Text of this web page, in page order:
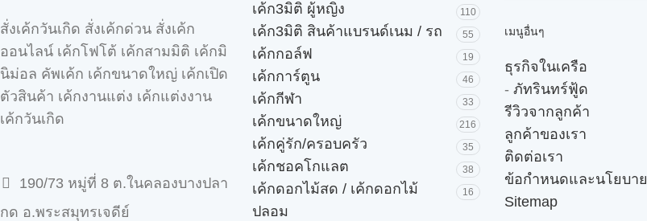
สั่งเค้กวันเกิด สั่งเค้กด่วน สั่งเค้ก
ออนไลน์ เค้กโฟโต้ เค้กสามมิติ เค้กมิ
นิม่อล คัพเค้ก เค้กขนาดใหญ่ เค้กเปิด
ตัวสินค้า เค้กงานแต่ง เค้กแต่งงาน
เค้กวันเกิด
190/73 หมู่ที่ 8 ต.ในคลองบางปลา
กด อ.พระสมุทรเจดีย์
เค้ก3มิติ ผู้หญิง 110
เค้ก3มิติ สินค้าแบรนด์เนม / รถ 55
เค้กกอล์ฟ 19
เค้กการ์ตูน 46
เค้กกีฬา 33
เค้กขนาดใหญ่ 216
เค้กคู่รัก/ครอบครัว 35
เค้กชอคโกแลต 38
เค้กดอกไม้สด / เค้กดอกไม้
ปลอม
16
เมนูอื่นๆ
ธุรกิจในเครือ
- ภัทรินทร์ฟู้ด
รีวิวจากลูกค้า
ลูกค้าของเรา
ติดต่อเรา
ข้อกำหนดและนโยบาย
Sitemap